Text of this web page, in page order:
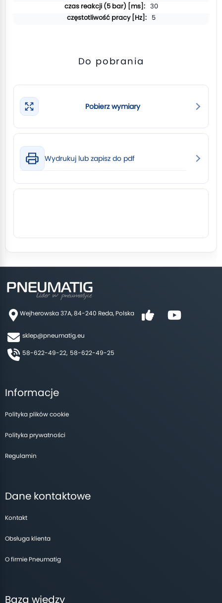
30
5
Do pobrania
Pobierz wymiary
Wydrukuj lub zapisz do pdf
Wejherowska 37A, 84-240 Reda, Polska
sklep@pneumatig.eu
58-622-49-22, 58-622-49-25
Informacje
Polityka plików cookie
Polityka prywatności
Regulamin
Dane kontaktowe
Kontakt
Obsługa klienta
O firmie Pneumatig
Baza wiedzy